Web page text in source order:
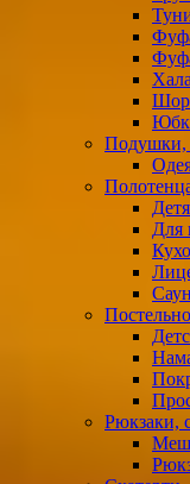
Подушки,
Для
Рюкзаки,